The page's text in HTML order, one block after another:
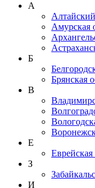
А
Амурская
Б
Брянская
В
Е
Еврейская
З
И